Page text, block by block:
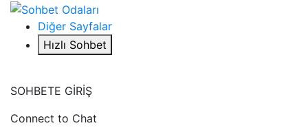
Diğer Sayfalar
Hızlı Sohbet
SOHBETE GİRİŞ
Connect to Chat